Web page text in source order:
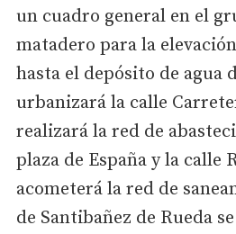
un cuadro general en el
matadero para la
hasta el depósito de agua
urbanizará la calle
realizará la red de
plaza de España y la calle
acometerá la red de
de Santibañez de Rueda